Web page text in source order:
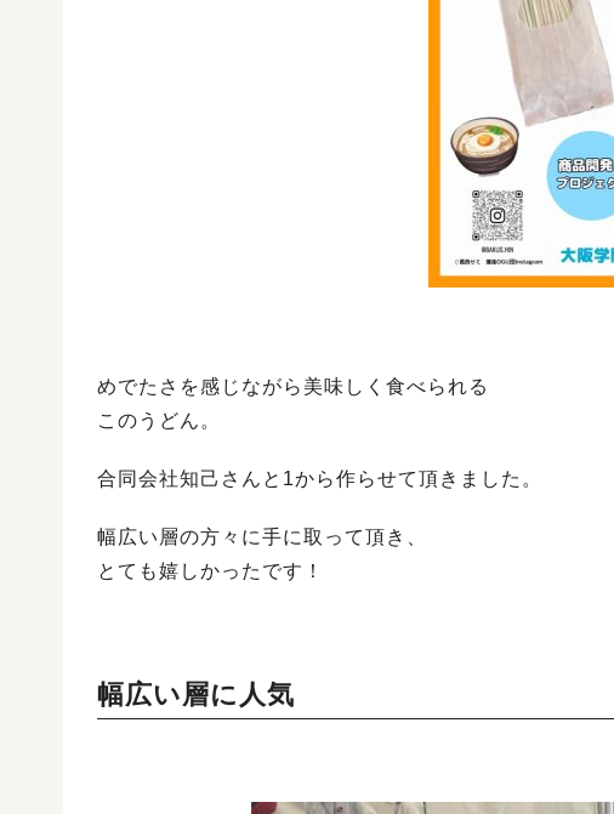
めでたさを感じながら美味しく食べられる
このうどん。
合同会社知己さんと1から作らせて頂きました。
幅広い層の方々に手に取って頂き、
とても嬉しかったです！
幅広い層に人気